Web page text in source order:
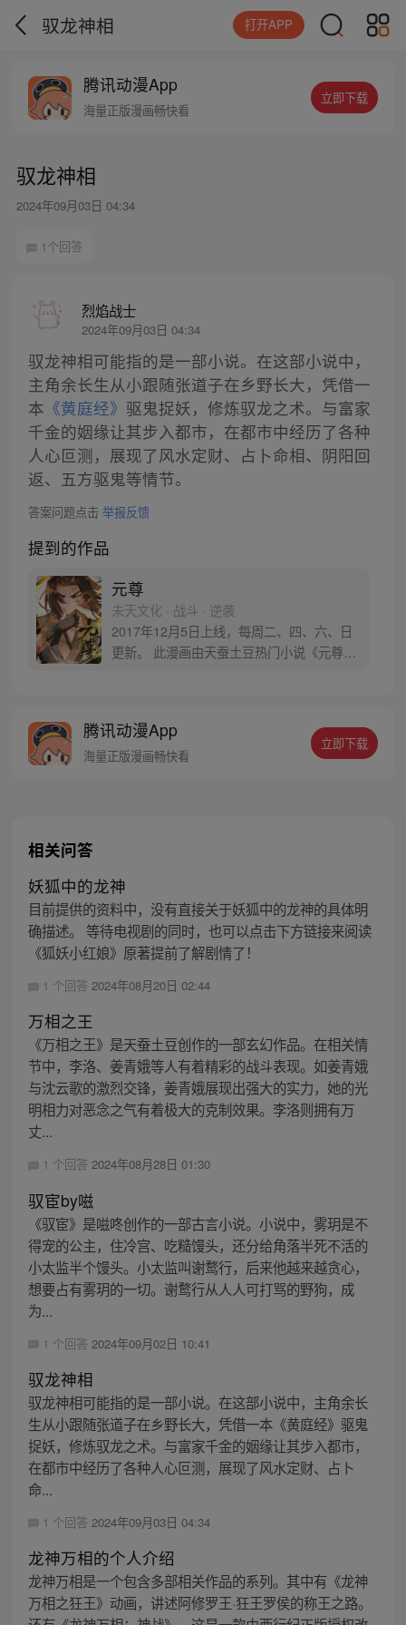
驭龙神相 打开APP
腾讯动漫App
海量正版漫画畅快看
立即下载
驭龙神相
2024年09月03日 04:34
1个回答
烈焰战士
2024年09月03日 04:34
驭龙神相可能指的是一部小说。在这部小说中，
主角余长生从小跟随张道子在乡野长大，凭借一
本 《黄庭经》 驱鬼捉妖，修炼驭龙之术。与富家
千金的姻缘让其步入都市，在都市中经历了各种
人心叵测，展现了风水定财、占卜命相、阴阳回
返、五方驱鬼等情节。
答案问题点击 举报反馈
提到的作品
元尊
未天文化 · 战斗 · 逆袭
2017年12月5日上线，每周二、四、六、日
更新。 此漫画由天蚕土豆热门小说《元尊》
腾讯动漫App
海量正版漫画畅快看
立即下载
相关问答
妖狐中的龙神
目前提供的资料中，没有直接关于妖狐中的龙神的具体明
确描述。 等待电视剧的同时，也可以点击下方链接来阅读
《狐妖小红娘》原著提前了解剧情了！
1 个回答 2024年08月20日 02:44
万相之王
《万相之王》是天蚕土豆创作的一部玄幻作品。在相关情
节中，李洛、姜青娥等人有着精彩的战斗表现。如姜青娥
与沈云歌的激烈交锋，姜青娥展现出强大的实力，她的光
明相力对恶念之气有着极大的克制效果。李洛则拥有万
丈...
1 个回答 2024年08月28日 01:30
驭宦by嗞
《驭宦》是嗞咚创作的一部古言小说。小说中，雾玥是不
得宠的公主，住冷宫、吃糙馒头，还分给角落半死不活的
小太监半个馒头。小太监叫谢鹜行，后来他越来越贪心，
想要占有雾玥的一切。谢鹜行从人人可打骂的野狗，成
为...
1 个回答 2024年09月02日 10:41
驭龙神相
驭龙神相可能指的是一部小说。在这部小说中，主角余长
生从小跟随张道子在乡野长大，凭借一本《黄庭经》驱鬼
捉妖，修炼驭龙之术。与富家千金的姻缘让其步入都市，
在都市中经历了各种人心叵测，展现了风水定财、占卜
命...
1 个回答 2024年09月03日 04:34
龙神万相的个人介绍
龙神万相是一个包含多部相关作品的系列。其中有《龙神
万相之狂王》动画，讲述阿修罗王·狂王罗侯的称王之路。